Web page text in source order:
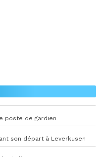
poste de gardien
son départ à Leverkusen